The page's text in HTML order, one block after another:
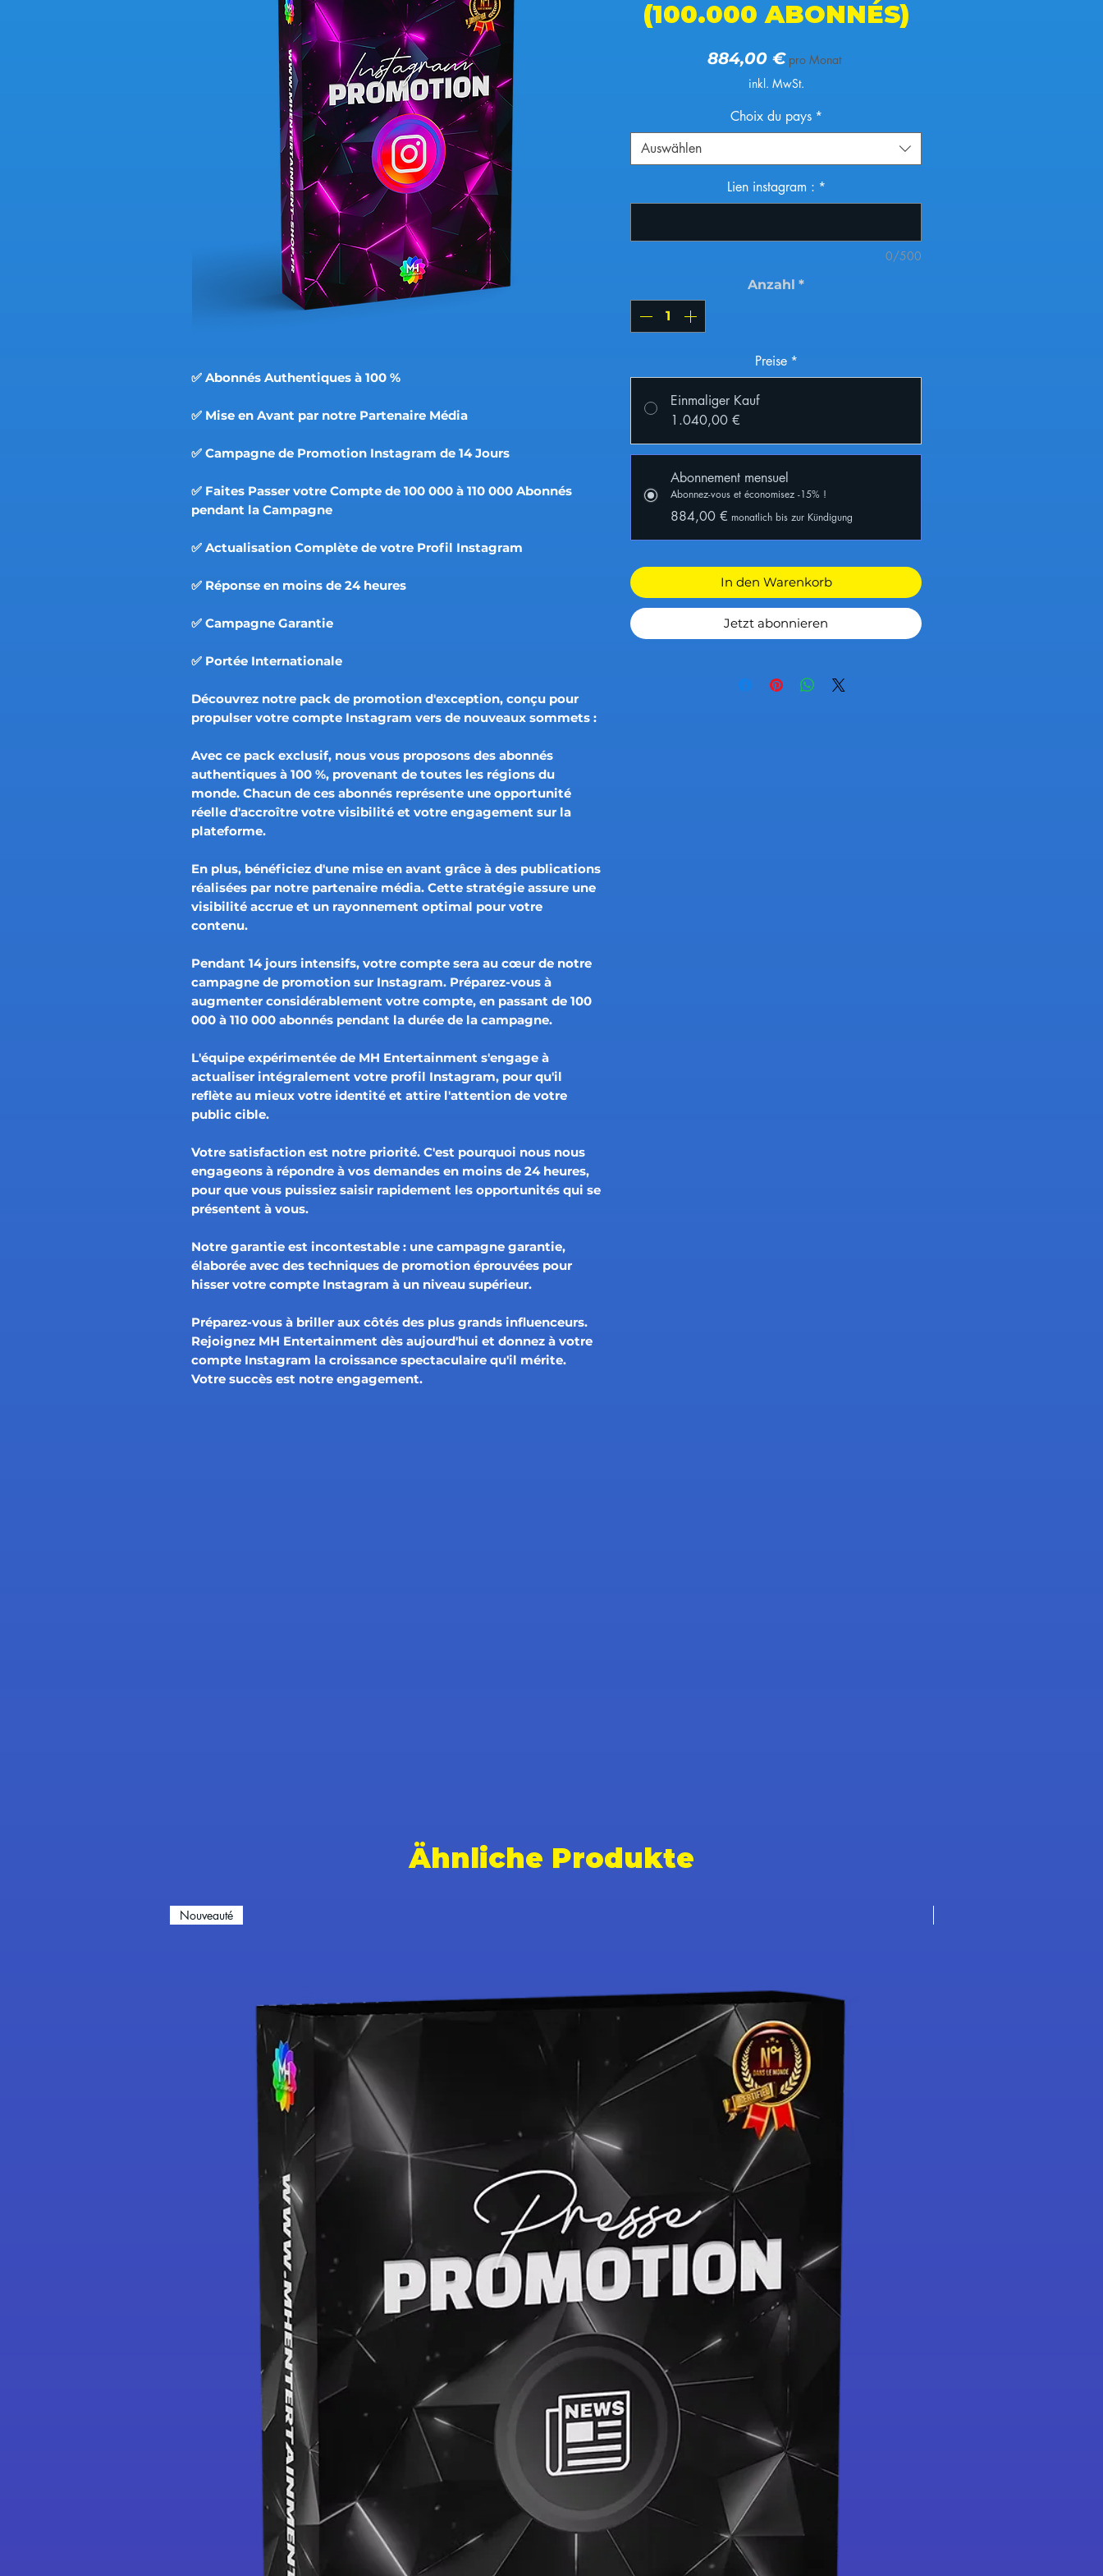
✅ Abonnés Authentiques à 100 %
✅ Mise en Avant par notre Partenaire Média
✅ Campagne de Promotion Instagram de 14 Jours
✅ Faites Passer votre Compte de 100 000 à 110 000 Abonnés
pendant la Campagne
✅ Actualisation Complète de votre Profil Instagram
✅ Réponse en moins de 24 heures
✅ Campagne Garantie
✅ Portée Internationale
Découvrez notre pack de promotion d'exception, conçu pour
propulser votre compte Instagram vers de nouveaux sommets :
Avec ce pack exclusif, nous vous proposons des abonnés
authentiques à 100 %, provenant de toutes les régions du
monde. Chacun de ces abonnés représente une opportunité
réelle d'accroître votre visibilité et votre engagement sur la
plateforme.
En plus, bénéficiez d'une mise en avant grâce à des publications
réalisées par notre partenaire média. Cette stratégie assure une
visibilité accrue et un rayonnement optimal pour votre
contenu.
Pendant 14 jours intensifs, votre compte sera au cœur de notre
campagne de promotion sur Instagram. Préparez-vous à
augmenter considérablement votre compte, en passant de 100
000 à 110 000 abonnés pendant la durée de la campagne.
L'équipe expérimentée de MH Entertainment s'engage à
actualiser intégralement votre profil Instagram, pour qu'il
reflète au mieux votre identité et attire l'attention de votre
public cible.
Votre satisfaction est notre priorité. C'est pourquoi nous nous
engageons à répondre à vos demandes en moins de 24 heures,
pour que vous puissiez saisir rapidement les opportunités qui se
présentent à vous.
Notre garantie est incontestable : une campagne garantie,
élaborée avec des techniques de promotion éprouvées pour
hisser votre compte Instagram à un niveau supérieur.
Préparez-vous à briller aux côtés des plus grands influenceurs.
Rejoignez MH Entertainment dès aujourd'hui et donnez à votre
compte Instagram la croissance spectaculaire qu'il mérite.
Votre succès est notre engagement.
(100.000 ABONNÉS)
884,00 €Preis
pro Monat
inkl. MwSt.
Choix du pays *
Auswählen
Lien instagram : *
0/500
Anzahl *
Preise *
Einmaliger Kauf
1.040,00 €
Abonnement mensuel
Abonnez-vous et économisez -15% !
884,00 € monatlich bis zur Kündigung
In den Warenkorb
Jetzt abonnieren
Ähnliche Produkte
Nouveauté